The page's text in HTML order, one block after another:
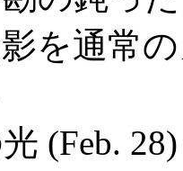
を通常
(Feb. 28)